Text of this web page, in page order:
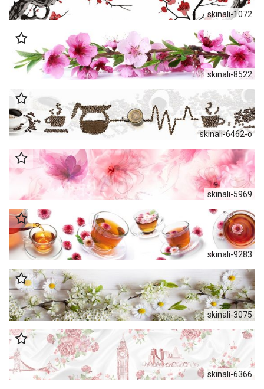
skinali-1072
skinali-8522
skinali-6462-o
skinali-5969
skinali-9283
skinali-3075
skinali-6366